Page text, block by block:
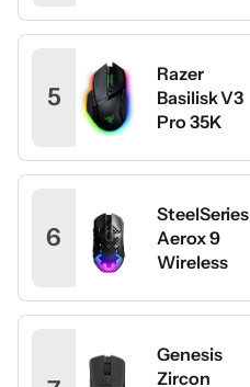
5
Razer
Basilisk V3
Pro 35K
6
SteelSeries
Aerox 9
Wireless
Genesis
Zircon